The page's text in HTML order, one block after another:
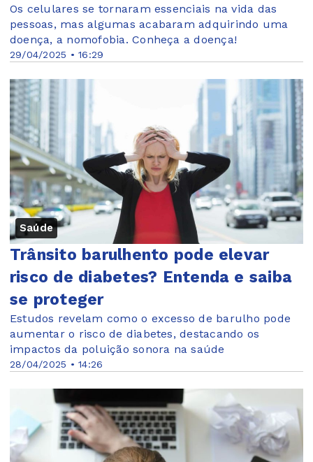
29/04/2025 • 16:29
Os celulares se tornaram essenciais na vida das
pessoas, mas algumas acabaram adquirindo uma
doença, a nomofobia. Conheça a doença!
Saúde
28/04/2025 • 14:26
Trânsito barulhento pode elevar
risco de diabetes? Entenda e saiba
se proteger
Estudos revelam como o excesso de barulho pode
aumentar o risco de diabetes, destacando os
impactos da poluição sonora na saúde